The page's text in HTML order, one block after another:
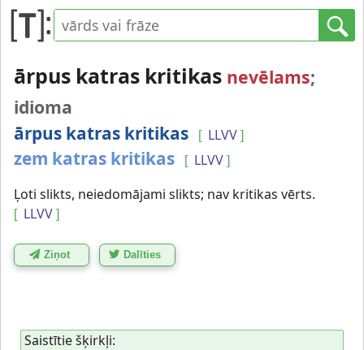
ārpus katras kritikas nevēlams;
idioma
ārpus katras kritikas [ LLVV ]
zem katras kritikas [ LLVV ]
Ļoti slikts, neiedomājami slikts; nav kritikas vērts.
[ LLVV ]
Ziņot Dalīties
Saistītie šķirkļi: